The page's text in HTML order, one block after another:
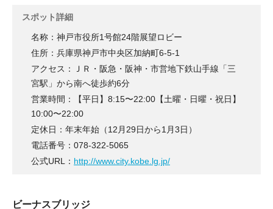
スポット詳細
名称：神戸市役所1号館24階展望ロビー
住所：兵庫県神戸市中央区加納町6-5-1
アクセス：ＪＲ・阪急・阪神・市営地下鉄山手線「三
宮駅」から南へ徒歩約6分
営業時間：【平日】8:15〜22:00【土曜・日曜・祝日】
10:00〜22:00
定休日：年末年始（12月29日から1月3日）
電話番号：078-322-5065
公式URL： http://www.city.kobe.lg.jp/
ビーナスブリッジ